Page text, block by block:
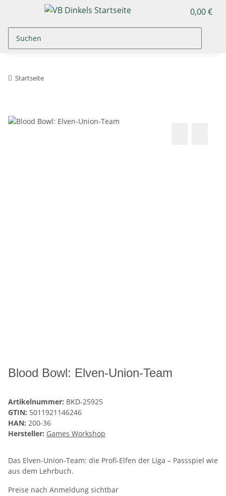
0,00 €
Startseite
Blood Bowl: Elven-Union-Team
Artikelnummer: BKD-25925
GTIN: 5011921146246
HAN: 200-36
Hersteller: Games Workshop
Das Elven-Union-Team: die Profi-Elfen der Liga – Passspiel wie
aus dem Lehrbuch.
Preise nach Anmeldung sichtbar